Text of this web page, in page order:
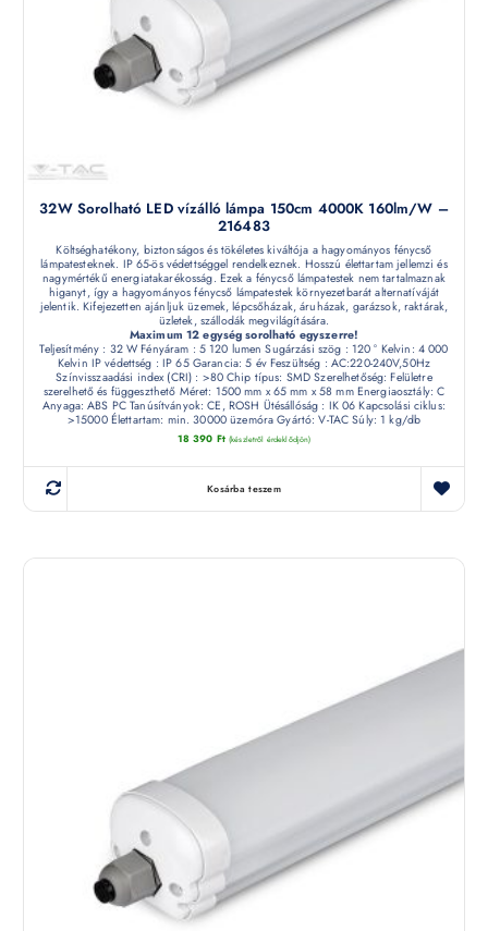
32W Sorolható LED vízálló lámpa 150cm 4000K 160lm/W –
216483
Költséghatékony, biztonságos és tökéletes kiváltója a hagyományos fénycső
lámpatesteknek. IP 65-ös védettséggel rendelkeznek. Hosszú élettartam jellemzi és
nagymértékű energiatakarékosság. Ezek a fénycső lámpatestek nem tartalmaznak
higanyt, így a hagyományos fénycső lámpatestek környezetbarát alternatíváját
jelentik. Kifejezetten ajánljuk üzemek, lépcsőházak, áruházak, garázsok, raktárak,
üzletek, szállodák megvilágítására.
Maximum 12 egység sorolható egyszerre!
Teljesítmény : 32 W Fényáram : 5 120 lumen Sugárzási szög : 120 ° Kelvin: 4 000
Kelvin IP védettség : IP 65 Garancia: 5 év Feszültség : AC:220-240V,50Hz
Színvisszaadási index (CRI) : >80 Chip típus: SMD Szerelhetőség: Felületre
szerelhető és függeszthető Méret: 1500 mm x 65 mm x 58 mm Energiaosztály: C
Anyaga: ABS PC Tanúsítványok: CE, ROSH Ütésállóság : IK 06 Kapcsolási ciklus:
>15000 Élettartam: min. 30000 üzemóra Gyártó: V-TAC Súly: 1 kg/db
18 390 Ft (készletről érdeklődjön)
Kosárba teszem